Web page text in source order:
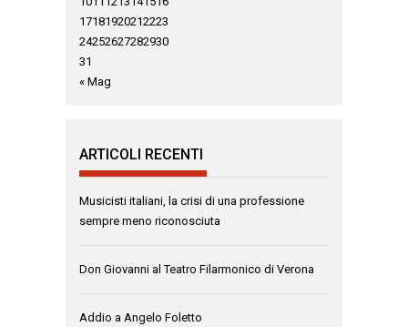
17181920212223
24252627282930
31
« Mag
ARTICOLI RECENTI
Musicisti italiani, la crisi di una professione
sempre meno riconosciuta
Don Giovanni al Teatro Filarmonico di Verona
Addio a Angelo Foletto